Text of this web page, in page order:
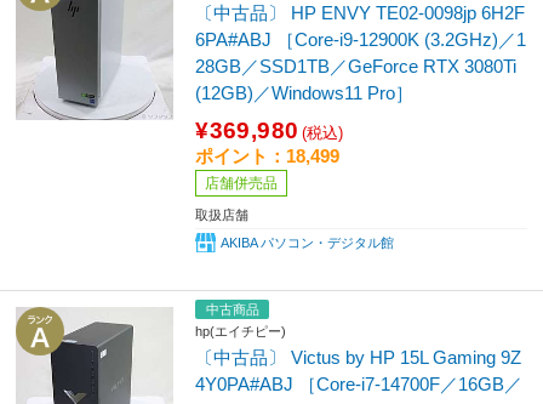
〔中古品〕 HP ENVY TE02-0098jp 6H2F
6PA#ABJ ［Core-i9-12900K (3.2GHz)／1
28GB／SSD1TB／GeForce RTX 3080Ti
(12GB)／Windows11 Pro］
¥369,980 (税込)
ポイント：18,499
店舗併売品
取扱店舗
AKIBA パソコン・デジタル館
中古商品
hp(エイチピー)
〔中古品〕 Victus by HP 15L Gaming 9Z
4Y0PA#ABJ ［Core-i7-14700F／16GB／